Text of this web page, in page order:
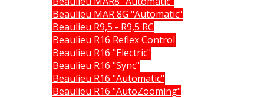
Beaulieu MAR 8G "Automatic"
Beaulieu R9,5 - R9,5 RC
Beaulieu R16 Reflex Control
Beaulieu R16 "Electric"
Beaulieu R16 "Sync"
Beaulieu R16 "Automatic"
Beaulieu R16 "AutoZooming"